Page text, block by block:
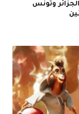
وتونس